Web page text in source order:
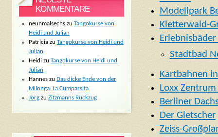
Modellpark
Kletterwald-
Stadtbad
Kartbahnen
Loxx
Berliner
Der Gletscher
Zeiss-
KOMMENTARE
neunmalsechszu Tangokurse von
Heidi und Julian
Patriciazu Tangokurse von Heidi und
Julian
Heidizu Tangokurse von Heidi und
Julian
Hanneszu Das dicke Ende von der
Milonga: La Cumparsita
Jörgzu Zitzmanns Rückzug